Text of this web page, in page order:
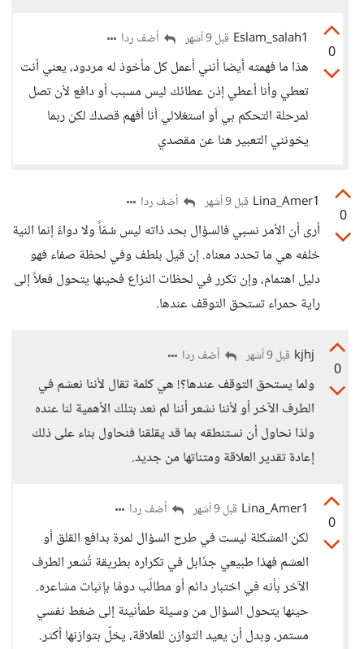
0
Eslam_salah1 قبل 9 أشهر أضف ردا
هذا ما فهمته أيضا أنني أعمل كل مأخوذ له مردود، يعني أنت
تعطي وأنا أعطي إذن عطائك ليس مسبب أو دافع لأن تصل
لمرحلة التحكم بي أو استغلالي أنا أفهم قصدك لكن ربما
يخونني التعبير هنا عن مقصدي
0
Lina_Amer1 قبل 9 أشهر أضف ردا
أرى أن الأمر نسبي فالسؤال بحد ذاته ليس سُمّاً ولا دواءً إنما النية
خلفه هي ما تحدد معناه. إن قيل بلطف وفي لحظة صفاء فهو
دليل اهتمام، وإن تكرر في لحظات النزاع فحينها يتحول فعلاً إلى
راية حمراء تستحق التوقف عندها.
0
kjhj قبل 9 أشهر أضف ردا
ولما يستحق التوقف عندها؟! هي كلمة تقال لأننا نعشم في
الطرف اﻵخر أو لأننا نشعر أننا لم نعد بتلك الأهمية لنا عنده
ولذا نحاول أن نستنطقه بما قد يقلقنا فنحاول بناء على ذلك
إعادة تقدير العلاقة ومتناتها من جديد.
0
Lina_Amer1 قبل 9 أشهر أضف ردا
لكن المشكلة ليست في طرح السؤال لمرة بدافع القلق أو
العشم فهذا طبيعي جدًابل في تكراره بطريقة تُشعر الطرف
الآخر بأنه في اختبار دائم أو مطالَب دومًا بإثبات مشاعره.
حينها يتحول السؤال من وسيلة طمأنينة إلى ضغط نفسي
مستمر، وبدل أن يعيد التوازن للعلاقة، يخلّ بتوازنها أكثر.